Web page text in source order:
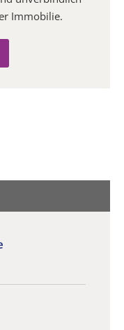
Immobilie.